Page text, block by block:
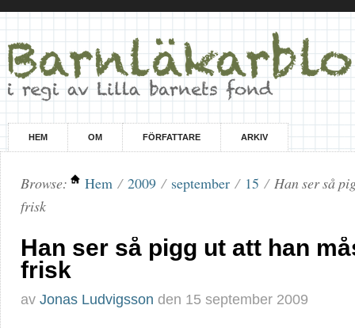
HEM OM FÖRFATTARE ARKIV
Browse: Hem / 2009 / september / 15 / Han ser så
frisk
Han ser så pigg ut att han
frisk
av Jonas Ludvigsson den 15 september 2009